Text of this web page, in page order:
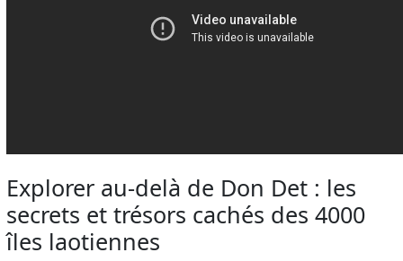
Explorer au-delà de Don Det : les
secrets et trésors cachés des 4000
îles laotiennes